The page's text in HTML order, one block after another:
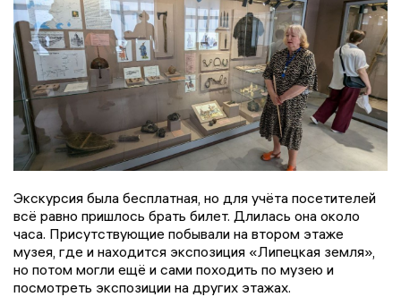
Экскурсия была бесплатная, но для учёта посетителей
всё равно пришлось брать билет. Длилась она около
часа. Присутствующие побывали на втором этаже
музея, где и находится экспозиция «Липецкая земля»,
но потом могли ещё и сами походить по музею и
посмотреть экспозиции на других этажах.